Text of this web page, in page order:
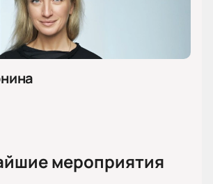
мероприятия